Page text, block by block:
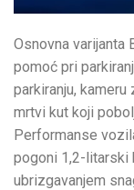
Osnovna varijanta
pomoć pri
parkiranju,
mrtvi kut koji
Performanse
pogoni 1,2-litarski
ubrizgavanjem